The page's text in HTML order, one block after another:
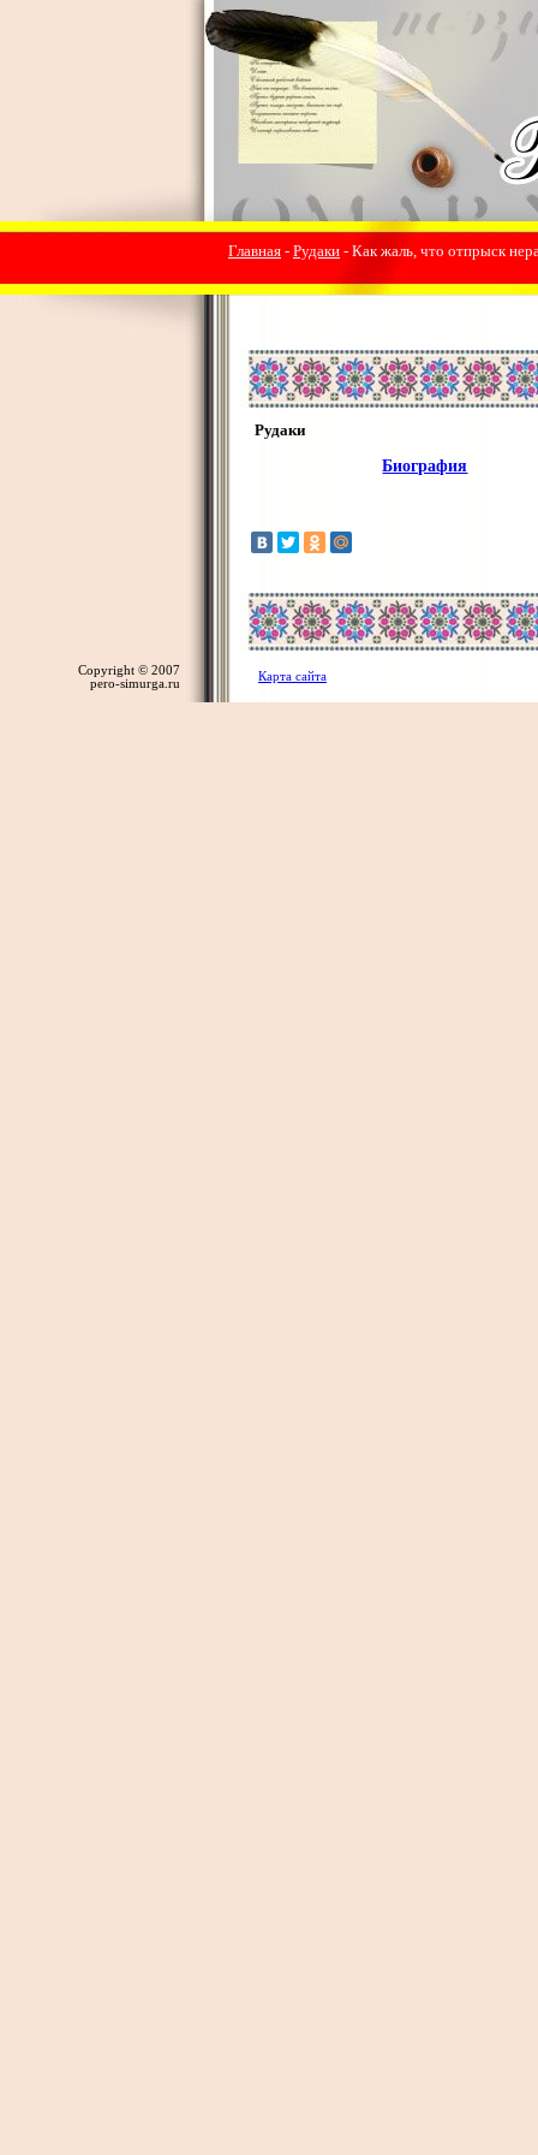
Главная - Рудаки - Как жаль, что отпрыск
Рудаки
Биография
Copyright © 2007
pero-simurga.ru
Карта сайта